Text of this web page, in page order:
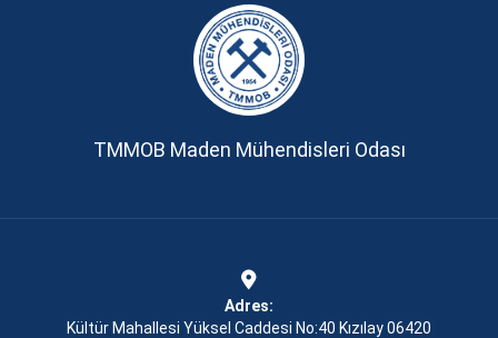
TMMOB Maden Mühendisleri Odası
Adres:
Kültür Mahallesi Yüksel Caddesi No:40 Kızılay 06420